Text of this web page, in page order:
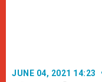
JUNE 04, 2021 14:23